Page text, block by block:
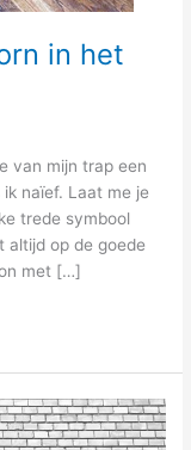
in het
van mijn trap een
naïef. Laat me je
trede symbool
altijd op de goede
met […]